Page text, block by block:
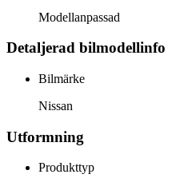
Modellanpassad
Detaljerad bilmodellinfo
Bilmärke
Nissan
Utformning
Produkttyp